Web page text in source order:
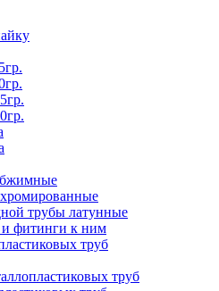
трубы латунные
и фитинги к ним
труб
труб